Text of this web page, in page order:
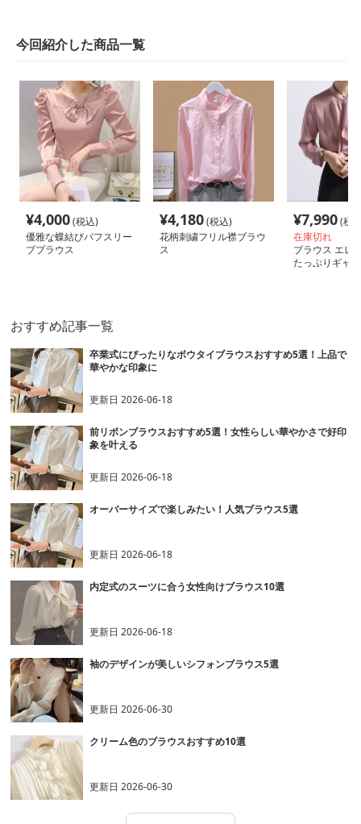
今回紹介した商品一覧
¥4,000(税込)
優雅な蝶結びパフスリー
ブブラウス
¥4,180(税込)
花柄刺繍フリル襟ブラウ
ス
¥7,990(税
在庫切れ
ブラウス エレ
たっぷりギャ
おすすめ記事一覧
卒業式にぴったりなボウタイブラウスおすすめ5選！上品で
華やかな印象に
更新日2026-06-18
前リボンブラウスおすすめ5選！女性らしい華やかさで好印
象を叶える
更新日2026-06-18
オーバーサイズで楽しみたい！人気ブラウス5選
更新日2026-06-18
内定式のスーツに合う女性向けブラウス10選
更新日2026-06-18
袖のデザインが美しいシフォンブラウス5選
更新日2026-06-30
クリーム色のブラウスおすすめ10選
更新日2026-06-30